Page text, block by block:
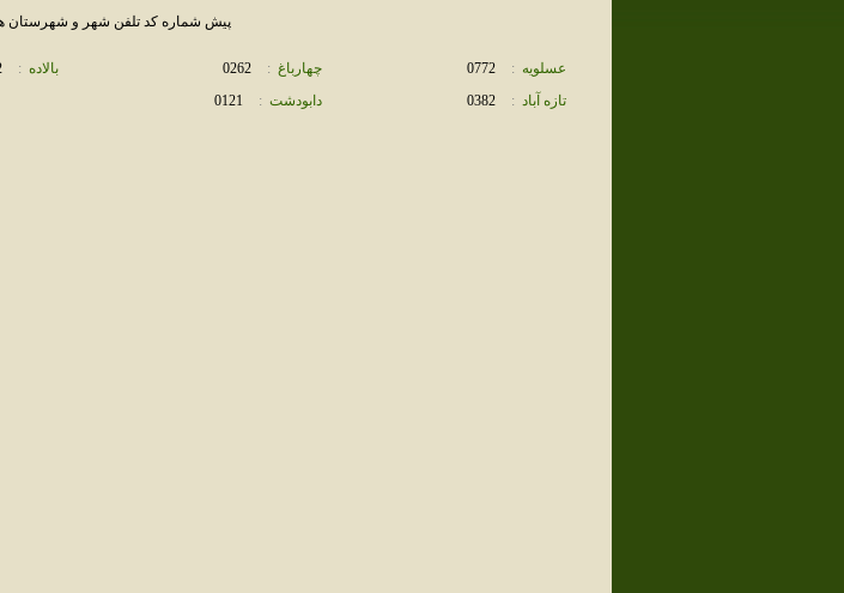
پیش شماره کد تلفن شهر و شهرستان
عسلويه :
0772 چهارباغ :
0262 بالاده :
تازه آباد :
0382 دابودشت :
0121